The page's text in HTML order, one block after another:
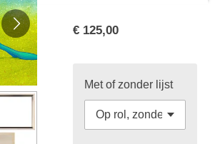
€ 125,00
Met of zonder lijst